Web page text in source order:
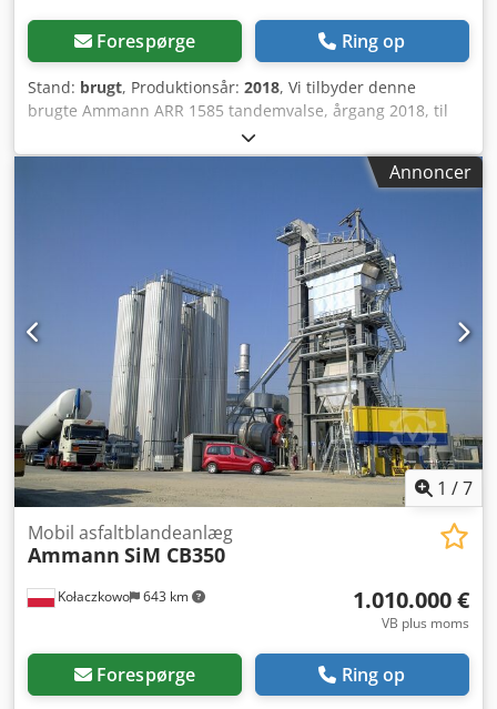
Forespørge Ring op
Stand: brugt, Produktionsår: 2018, Vi tilbyder denne
brugte Ammann ARR 1585 tandemvalse, årgang 2018, til
salg. Type: ARR 1585 Serienummer: 558D063
Dkodpjzddcpofx Agvsr Driftsvægt: 1.395 kg Maksimalvægt:
1.405 kg Nominel effekt: 13,2 kW Årgang: 2018 Hvis du har
spørgsmål eller ønsker yderligere information, er du
velkommen til at sende os en besked eller ringe.
Annoncer
1 /7
Kołaczkowo 643 km
Mobil asfaltblandeanlæg
Ammann SiM CB350
1.010.000 €
VB plus moms
Forespørge Ring op